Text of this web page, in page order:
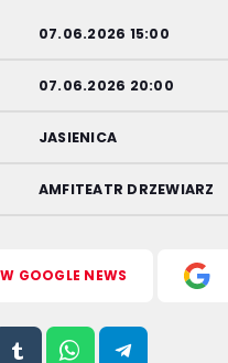
07.06.2026 15:00
07.06.2026 20:00
JASIENICA
AMFITEATR DRZEWIARZ
GOOGLE NEWS